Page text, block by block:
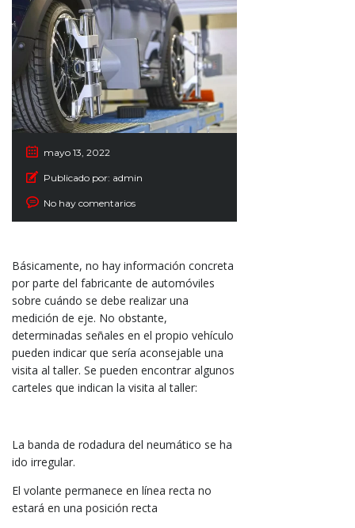
mayo 13, 2022
Publicado por: admin
No hay comentarios
Básicamente, no hay información concreta
por parte del fabricante de automóviles
sobre cuándo se debe realizar una
medición de eje. No obstante,
determinadas señales en el propio vehículo
pueden indicar que sería aconsejable una
visita al taller. Se pueden encontrar algunos
carteles que indican la visita al taller:
La banda de rodadura del neumático se ha
ido irregular.
El volante permanece en línea recta no
estará en una posición recta